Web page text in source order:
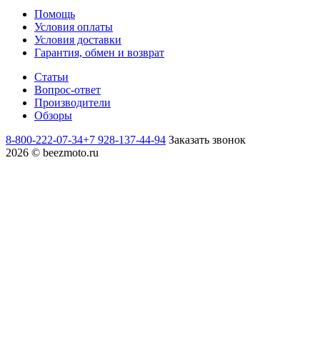
Помощь
Условия оплаты
Условия доставки
Гарантия, обмен и возврат
Статьи
Вопрос-ответ
Производители
Обзоры
8-800-222-07-34+7 928-137-44-94 Заказать звонок
2026 © beezmoto.ru